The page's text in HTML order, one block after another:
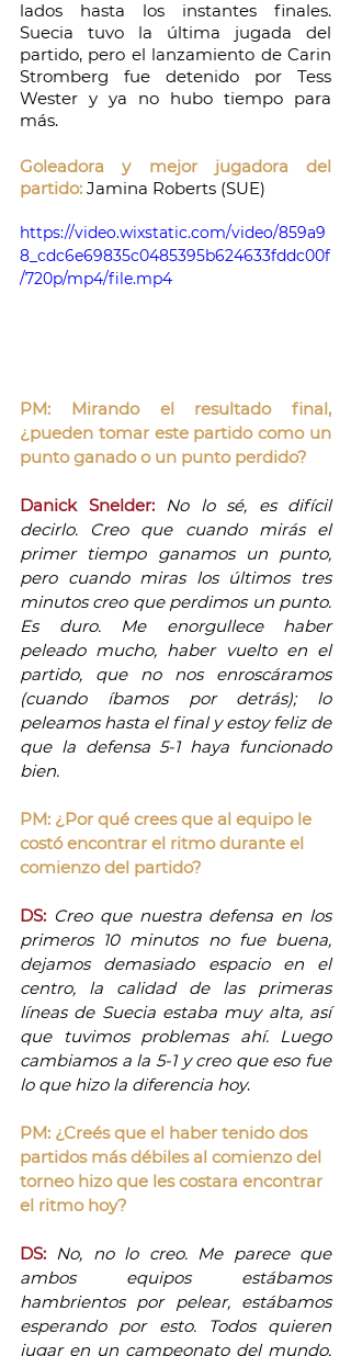
lados hasta los instantes finales.
Suecia tuvo la última jugada del
partido, pero el lanzamiento de Carin
Stromberg fue detenido por Tess
Wester y ya no hubo tiempo para
más.
Goleadora y mejor jugadora del
partido: Jamina Roberts (SUE)
https://video.wixstatic.com/video/859a9
8_cdc6e69835c0485395b624633fddc00f
/720p/mp4/file.mp4
PM: Mirando el resultado final,
¿pueden tomar este partido como un
punto ganado o un punto perdido?
Danick Snelder:
No lo sé, es difícil
decirlo. Creo que cuando mirás el
primer tiempo ganamos un punto,
pero cuando miras los últimos tres
minutos creo que perdimos un punto.
Es duro. Me enorgullece haber
peleado mucho, haber vuelto en el
partido, que no nos enroscáramos
(cuando íbamos por detrás); lo
peleamos hasta el final y estoy feliz de
que la defensa 5-1 haya funcionado
bien.
PM: ¿Por qué crees que al equipo le
costó encontrar el ritmo durante el
comienzo del partido?
DS: Creo que nuestra defensa en los
primeros 10 minutos no fue buena,
dejamos demasiado espacio en el
centro, la calidad de las primeras
líneas de Suecia estaba muy alta, así
que tuvimos problemas ahí. Luego
cambiamos a la 5-1 y creo que eso fue
lo que hizo la diferencia hoy.
PM: ¿Creés que el haber tenido dos
partidos más débiles al comienzo del
torneo hizo que les costara encontrar
el ritmo hoy?
DS: No, no lo creo. Me parece que
ambos equipos estábamos
hambrientos por pelear, estábamos
esperando por esto. Todos quieren
jugar en un campeonato del mundo,